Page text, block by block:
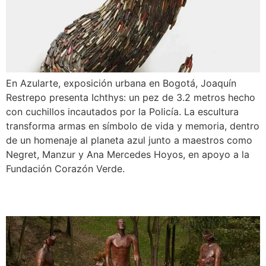
En Azularte, exposición urbana en Bogotá, Joaquín
Restrepo presenta Ichthys: un pez de 3.2 metros hecho
con cuchillos incautados por la Policía. La escultura
transforma armas en símbolo de vida y memoria, dentro
de un homenaje al planeta azul junto a maestros como
Negret, Manzur y Ana Mercedes Hoyos, en apoyo a la
Fundación Corazón Verde.